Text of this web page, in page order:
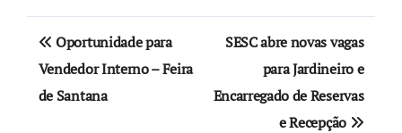
Navegação
de
Post
Oportunidade para
Vendedor Interno – Feira
de Santana
SESC abre novas vagas
para Jardineiro e
Encarregado de Reservas
e Recepção